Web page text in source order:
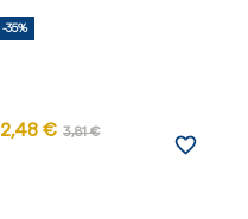
-35%
2,48 € 3,81 €
favorite_border